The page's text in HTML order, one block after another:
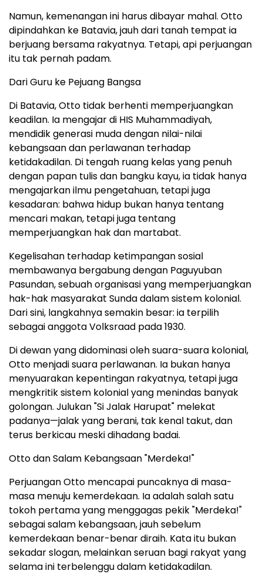
Namun, kemenangan ini harus dibayar mahal. Otto
dipindahkan ke Batavia, jauh dari tanah tempat ia
berjuang bersama rakyatnya. Tetapi, api perjuangan
itu tak pernah padam.
Dari Guru ke Pejuang Bangsa
Di Batavia, Otto tidak berhenti memperjuangkan
keadilan. Ia mengajar di HIS Muhammadiyah,
mendidik generasi muda dengan nilai-nilai
kebangsaan dan perlawanan terhadap
ketidakadilan. Di tengah ruang kelas yang penuh
dengan papan tulis dan bangku kayu, ia tidak hanya
mengajarkan ilmu pengetahuan, tetapi juga
kesadaran: bahwa hidup bukan hanya tentang
mencari makan, tetapi juga tentang
memperjuangkan hak dan martabat.
Kegelisahan terhadap ketimpangan sosial
membawanya bergabung dengan Paguyuban
Pasundan, sebuah organisasi yang memperjuangkan
hak-hak masyarakat Sunda dalam sistem kolonial.
Dari sini, langkahnya semakin besar: ia terpilih
sebagai anggota Volksraad pada 1930.
Di dewan yang didominasi oleh suara-suara kolonial,
Otto menjadi suara perlawanan. Ia bukan hanya
menyuarakan kepentingan rakyatnya, tetapi juga
mengkritik sistem kolonial yang menindas banyak
golongan. Julukan "Si Jalak Harupat" melekat
padanya—jalak yang berani, tak kenal takut, dan
terus berkicau meski dihadang badai.
Otto dan Salam Kebangsaan "Merdeka!"
Perjuangan Otto mencapai puncaknya di masa-
masa menuju kemerdekaan. Ia adalah salah satu
tokoh pertama yang menggagas pekik "Merdeka!"
sebagai salam kebangsaan, jauh sebelum
kemerdekaan benar-benar diraih. Kata itu bukan
sekadar slogan, melainkan seruan bagi rakyat yang
selama ini terbelenggu dalam ketidakadilan.